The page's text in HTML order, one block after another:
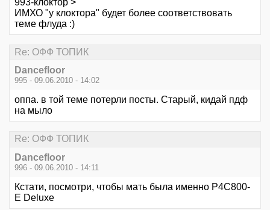
ИМХО "у клоктора" будет более соответствовать
теме флуда :)
Re: ОФФ ТОПИК
Dancefloor
995 - 09.06.2010 - 14:02
оппа. в той теме потерли посты. Старый, кидай пдф
на мыло
Re: ОФФ ТОПИК
Dancefloor
996 - 09.06.2010 - 14:11
Кстати, посмотри, чтобы мать была именно P4C800-
E Deluxe